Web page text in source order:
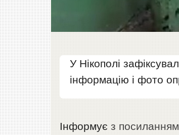
У Нікополі
інформацію і фото
Інформуєз